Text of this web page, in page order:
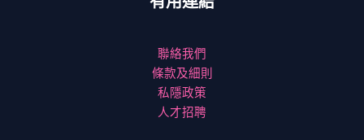
聯絡我們
條款及細則
私隱政策
人才招聘